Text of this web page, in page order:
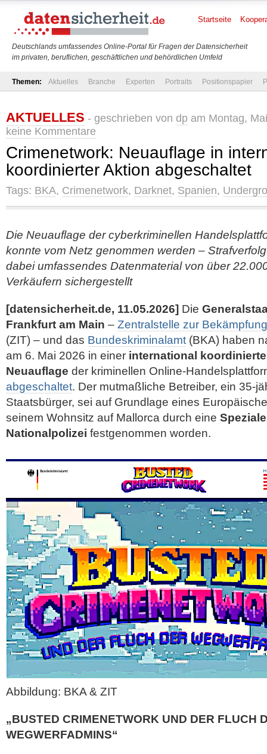
Deutschlands umfassendes Online-Portal für Fragen der Datensicherheit
im privaten, beruflichen, geschäftlichen und behördlichen Umfeld
Startseite
Themen: Aktuelles Branche Experten Portraits Positionspapier
AKTUELLES - geschrieben von dp am Montag,
keine Kommentare
Crimenetwork: Neuauflage in
koordinierter Aktion abgeschaltet
Tags: BKA, Crimenetwork, Darknet, Spanien,
Die Neuauflage der cyberkriminellen
konnte vom Netz genommen werden –
dabei umfassendes Datenmaterial von über
Verkäufern sichergestellt
[datensicherheit.de, 11.05.2026] Die
Frankfurt am Main – Zentralstelle zur
(ZIT) – und das Bundeskriminalamt (BKA) haben
am 6. Mai 2026 in einer international
Neuauflage der kriminellen Online-
abgeschaltet. Der mutmaßliche Betreiber, ein 35-
Staatsbürger, sei auf Grundlage eines
seinem Wohnsitz auf Mallorca durch eine
Nationalpolizei festgenommen worden.
Abbildung: BKA & ZIT
„BUSTED CRIMENETWORK UND DER FLUCH
WEGWERFADMINS“